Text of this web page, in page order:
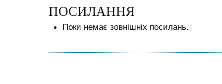
ПОСИЛАННЯ
Поки немає зовнішніх посилань.